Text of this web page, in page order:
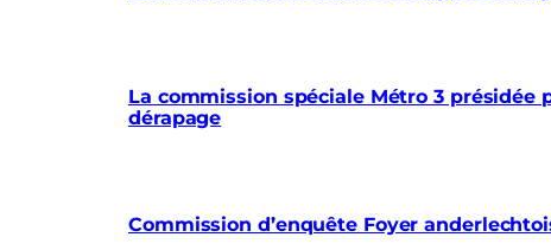
La commission spéciale Métro 3 présidée
dérapage
Commission d’enquête Foyer